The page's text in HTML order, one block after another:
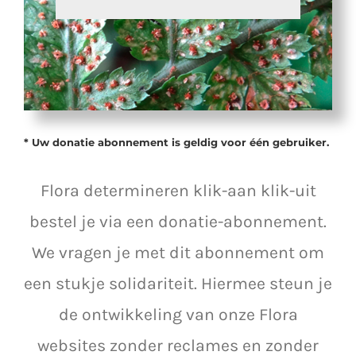
* Uw donatie abonnement is geldig voor één gebruiker.
Flora determineren klik-aan klik-uit
bestel je via een donatie-abonnement.
We vragen je met dit abonnement om
een stukje solidariteit. Hiermee steun je
de ontwikkeling van onze Flora
websites zonder reclames en zonder